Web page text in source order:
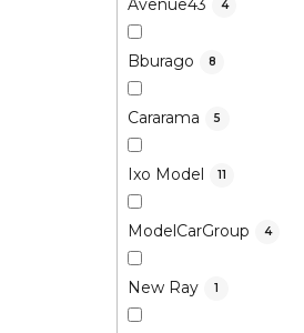
Avenue43 4
Bburago 8
Cararama 5
Ixo Model 11
ModelCarGroup 4
New Ray 1